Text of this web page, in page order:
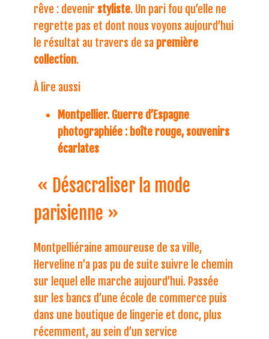
rêve : devenir styliste. Un pari fou qu’elle ne
regrette pas et dont nous voyons aujourd’hui
le résultat au travers de sa première
collection.
À lire aussi
Montpellier. Guerre d’Espagne
photographiée : boîte rouge, souvenirs
écarlates
« Désacraliser la mode
parisienne »
Montpelliéraine amoureuse de sa ville,
Herveline n’a pas pu de suite suivre le chemin
sur lequel elle marche aujourd’hui. Passée
sur les bancs d’une école de commerce puis
dans une boutique de lingerie et donc, plus
récemment, au sein d’un service